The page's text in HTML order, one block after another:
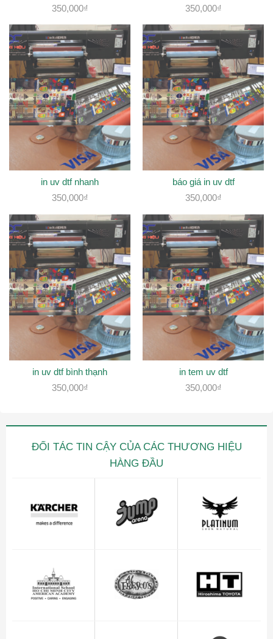
350,000₫
350,000₫
in uv dtf nhanh
350,000₫
báo giá in uv dtf
350,000₫
in uv dtf bình thạnh
350,000₫
in tem uv dtf
350,000₫
ĐỐI TÁC TIN CẬY CỦA CÁC THƯƠNG HIỆU
HÀNG ĐẦU